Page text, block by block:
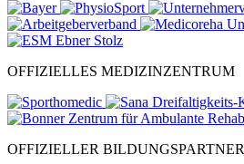
OFFIZIELLES MEDIZINZENTRUM
OFFIZIELLER BILDUNGSPARTNER